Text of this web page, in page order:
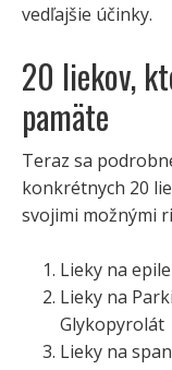
vedľajšie účinky.
20 liekov,
pamäte
Teraz sa
konkrétnych 20
svojimi možnými
Lieky na
Lieky na
Glykopyrolát
Lieky na